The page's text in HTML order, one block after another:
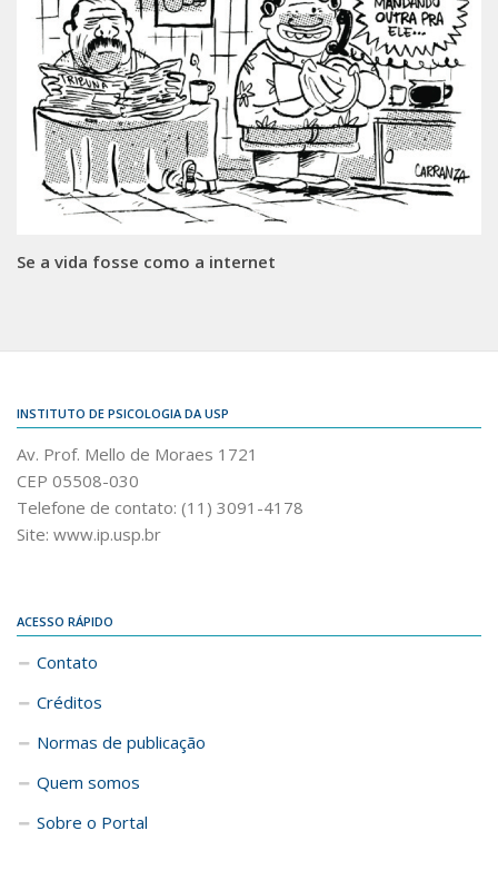
Se a vida fosse como a internet
INSTITUTO DE PSICOLOGIA DA USP
Av. Prof. Mello de Moraes 1721
CEP 05508-030
Telefone de contato: (11) 3091-4178
Site: www.ip.usp.br
ACESSO RÁPIDO
Contato
Créditos
Normas de publicação
Quem somos
Sobre o Portal